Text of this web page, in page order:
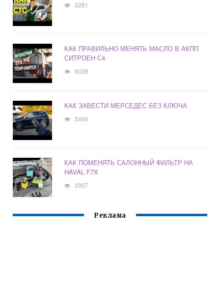
2281
КАК ПРАВИЛЬНО МЕНЯТЬ МАСЛО В АКПП
СИТРОЕН С4
6028
КАК ЗАВЕСТИ МЕРСЕДЕС БЕЗ КЛЮЧА
5494
КАК ПОМЕНЯТЬ САЛОННЫЙ ФИЛЬТР НА
HAVAL F7X
2907
Реклама